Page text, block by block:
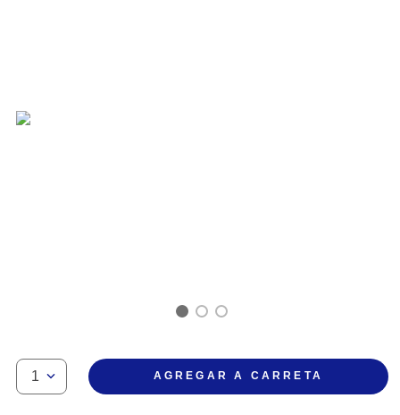
1 AGREGAR A CARRETA